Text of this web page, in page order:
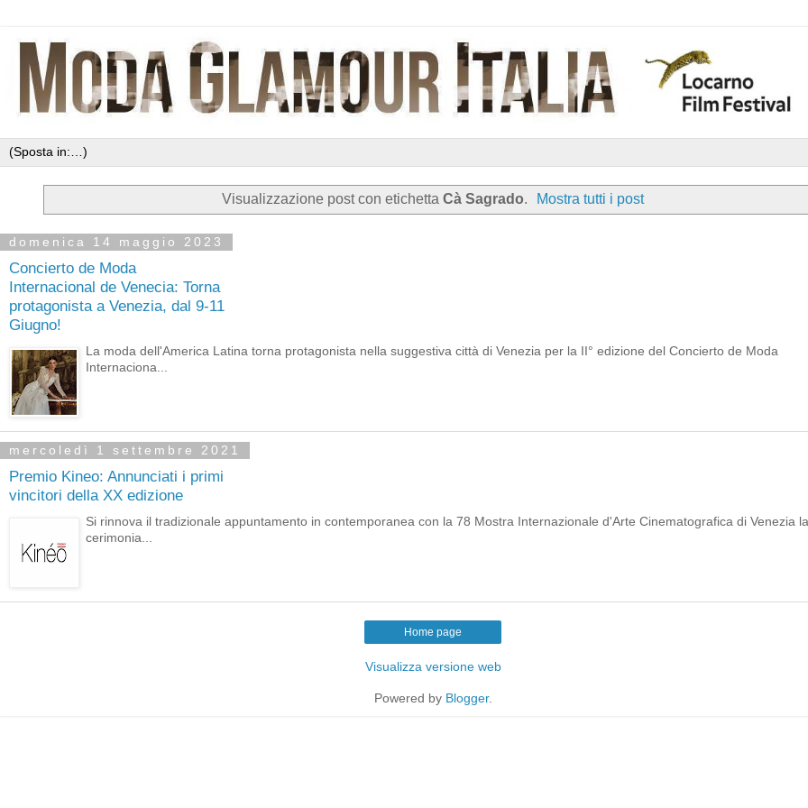
Visualizzazione post con etichetta Cà Sagrado. Mostra tutti i post
domenica 14 maggio 2023
Concierto de Moda
Internacional de Venecia: Torna
protagonista a Venezia, dal 9-11
Giugno!
La moda dell'America Latina torna protagonista nella suggestiva città di Venezia per la II° edizione del Concierto de Moda
Internaciona...
mercoledì 1 settembre 2021
Premio Kineo: Annunciati i primi
vincitori della XX edizione
Si rinnova il tradizionale appuntamento in contemporanea con la 78 Mostra Internazionale d'Arte Cinematografica di Venezia
cerimonia...
Home page
Visualizza versione web
Powered by Blogger.